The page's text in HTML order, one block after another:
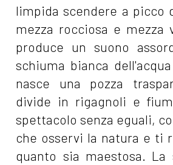
limpida scendere a picco
mezza rocciosa e mezza
produce un suono
schiuma bianca
nasce una pozza
divide in rigagnoli e
spettacolo senza eguali,
che osservi la natura e ti
quanto sia maestosa. La